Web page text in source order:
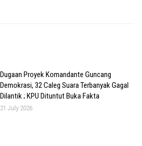
Dugaan Proyek Komandante Guncang
Demokrasi, 32 Caleg Suara Terbanyak Gagal
Dilantik ; KPU Dituntut Buka Fakta
21 July 2026